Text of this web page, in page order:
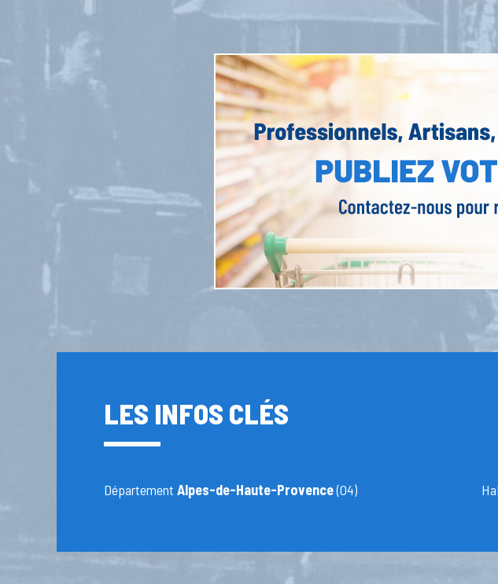
LES INFOS CLÉS
Département Alpes-de-Haute-Provence(04)